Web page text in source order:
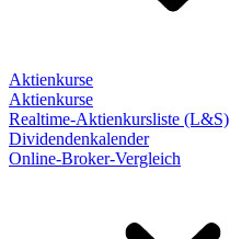
Aktienkurse
Aktienkurse
Realtime-Aktienkursliste (L&S)
Dividendenkalender
Online-Broker-Vergleich